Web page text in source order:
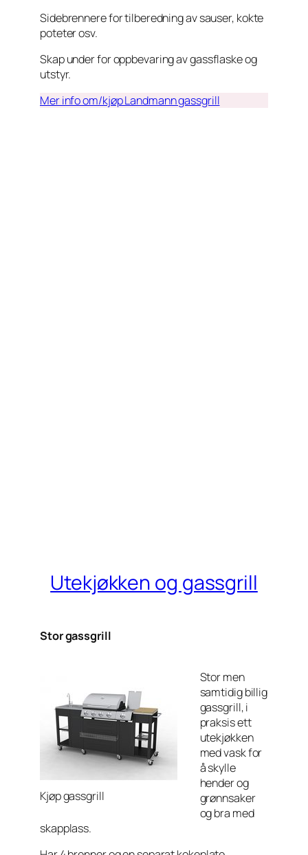
Sidebrennere for tilberedning av sauser, kokte
poteter osv.
Skap under for oppbevaring av gassflaske og
utstyr.
Mer info om/kjøp Landmann gassgrill
Utekjøkken og gassgrill
Stor gassgrill
Kjøp gassgrill
Stor men
samtidig billig
gassgrill, i
praksis ett
utekjøkken
med vask for
å skylle
hender og
grønnsaker
og bra med
skapplass.